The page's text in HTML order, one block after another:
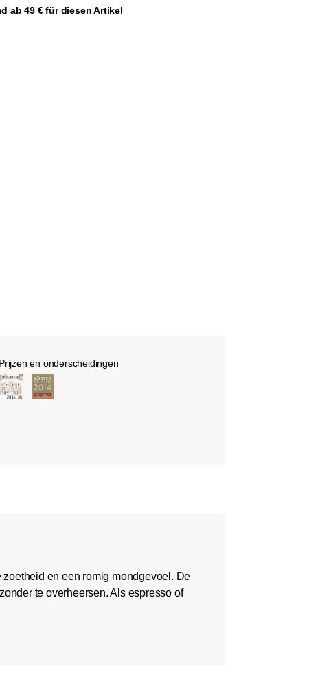
ab 49 € für diesen Artikel
Prijzen en onderscheidingen
en een romig mondgevoel. De
te overheersen. Als espresso of